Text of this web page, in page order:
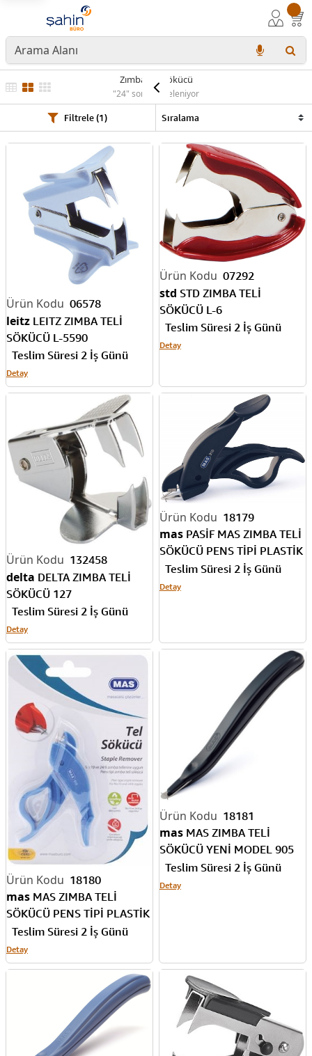
Zımba Teli sökücü
"24" sonuç listeleniyor
Filtrele (1)
06578
leitz LEITZ ZIMBA TELİ
SÖKÜCÜ L-5590
Teslim Süresi 2 İş Günü
Detay
07292
std STD ZIMBA TELİ
SÖKÜCÜ L-6
Teslim Süresi 2 İş Günü
Detay
132458
delta DELTA ZIMBA TELİ
SÖKÜCÜ 127
Teslim Süresi 2 İş Günü
Detay
18179
mas PASİF MAS ZIMBA TELİ
SÖKÜCÜ PENS TİPİ PLASTİK
910 SİYAH
Teslim Süresi 2 İş Günü
Detay
18180
mas MAS ZIMBA TELİ
SÖKÜCÜ PENS TİPİ PLASTİK
915
Teslim Süresi 2 İş Günü
Detay
18181
mas MAS ZIMBA TELİ
SÖKÜCÜ YENİ MODEL 905
SİYAH
Teslim Süresi 2 İş Günü
Detay